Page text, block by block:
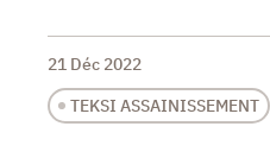
21 Déc 2022
TEKSI ASSAINISSEMENT